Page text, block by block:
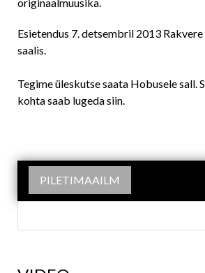
Esietendus 7. detsembril 2013
saalis.
Tegime üleskutse saata Hobusele sall.
kohta saab lugedasiin
PILETIMAAILM